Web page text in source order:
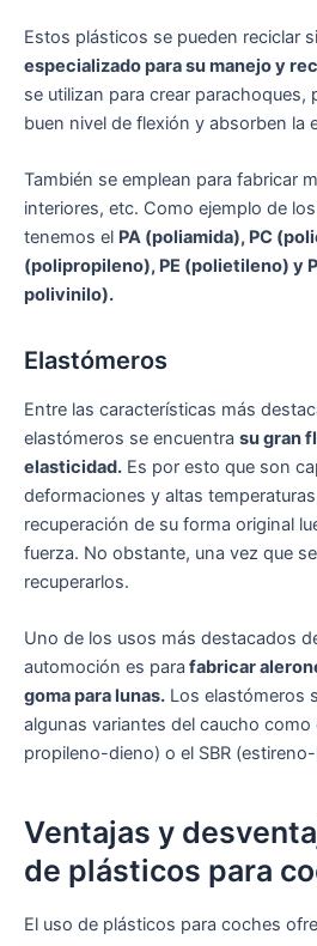
Estos plásticos se pueden reciclar
especializado para su manejo y
se utilizan para crear parachoques,
buen nivel de flexión y absorben la
También se emplean para fabricar
interiores, etc. Como ejemplo de
tenemos el PA (poliamida), PC
(polipropileno), PE (polietileno) y
polivinilo).
Elastómeros
Entre las características más
elastómeros se encuentra su gran
elasticidad. Es por esto que son
deformaciones y altas
recuperación de su forma original
fuerza. No obstante, una vez que
recuperarlos.
Uno de los usos más destacados
automoción es para fabricar
goma para lunas. Los elastómeros
algunas variantes del caucho como
propileno-dieno) o el SBR
Ventajas y
de plásticos para
El uso de plásticos para coches